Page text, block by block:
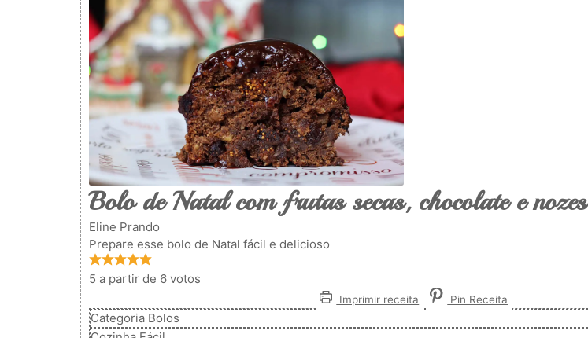
Bolo de Natal com frutas secas, chocolate e nozes
Eline Prando
Prepare esse bolo de Natal fácil e delicioso
5 a partir de 6 votos
Imprimir receita Pin Receita
Categoria Bolos